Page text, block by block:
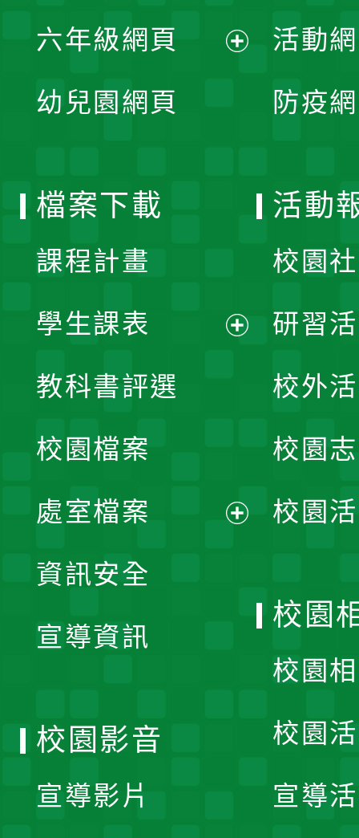
單
選
開
六年級網頁
幼兒園網頁
活動
防疫
檔案下載
課程計畫
學生課表
單
教科書評選
校園檔案
處室檔案
資訊安全
宣導資訊
活動
校園
研習
校外
校園
校園
校園
校園
校園
宣導
校園影音
宣導影片